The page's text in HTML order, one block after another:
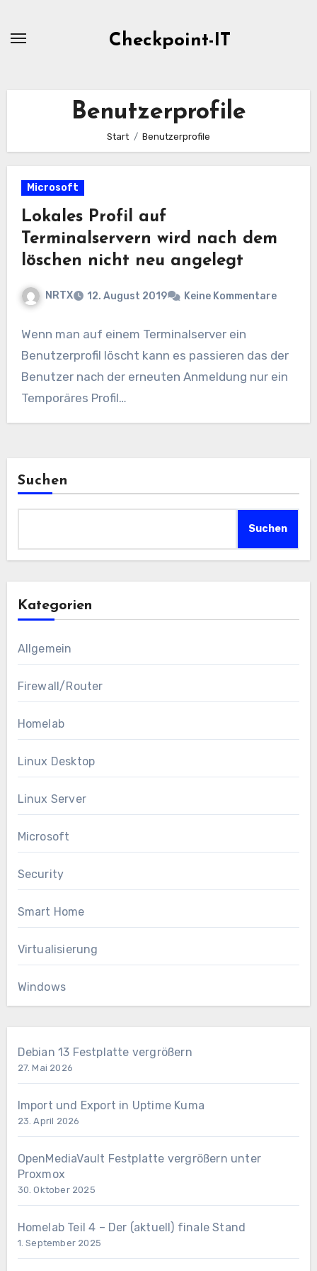
Checkpoint-IT
Benutzerprofile
Start Benutzerprofile
Microsoft
Lokales Profil auf
Terminalservern wird nach dem
löschen nicht neu angelegt
NRTX 12. August 2019 Keine Kommentare
Wenn man auf einem Terminalserver ein
Benutzerprofil löscht kann es passieren das der
Benutzer nach der erneuten Anmeldung nur ein
Temporäres Profil…
Suchen
Suchen
Kategorien
Allgemein
Firewall/Router
Homelab
Linux Desktop
Linux Server
Microsoft
Security
Smart Home
Virtualisierung
Windows
Debian 13 Festplatte vergrößern
27. Mai 2026
Import und Export in Uptime Kuma
23. April 2026
OpenMediaVault Festplatte vergrößern unter
Proxmox
30. Oktober 2025
Homelab Teil 4 – Der (aktuell) finale Stand
1. September 2025